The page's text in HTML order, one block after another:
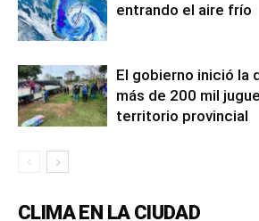
entrando el aire frío
El gobierno inició la
más de 200 mil
territorio provincial
CLIMA EN LA CIUDAD